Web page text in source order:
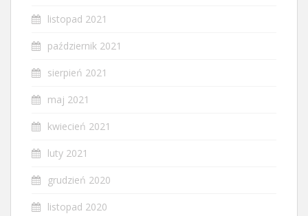
listopad 2021
październik 2021
sierpień 2021
maj 2021
kwiecień 2021
luty 2021
grudzień 2020
listopad 2020